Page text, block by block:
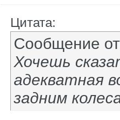
Цитата:
Сообщение
Хочешь
адекватная
задним